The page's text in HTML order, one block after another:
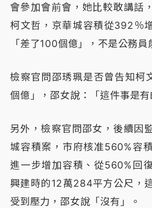
會參加會前會，她比較敢講話
柯文哲，京華城容積從392％
「差了100個億」，不是公務員
檢察官問邵琇珮是否曾告知柯
個億」，邵女說：「這件事是有
另外，檢察官問邵女，後續因
城容積案，市府核准560%容
進一步增加容積、從560%回
興建時的12萬284平方公尺，
受到壓力，邵女說「沒有」。